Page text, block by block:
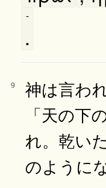
.
-
9
神は言われ
「天の下
れ。乾い
のように